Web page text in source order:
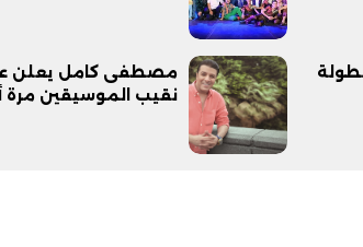
مصطفى كامل يعلن
نقيب الموسيقين مرة